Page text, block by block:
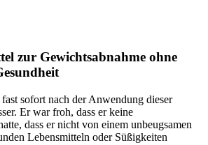
zur Gewichtsabnahme ohne
sofort nach der Anwendung dieser
Er war froh, dass er keine
dass er nicht von einem unbeugsamen
Lebensmitteln oder Süßigkeiten